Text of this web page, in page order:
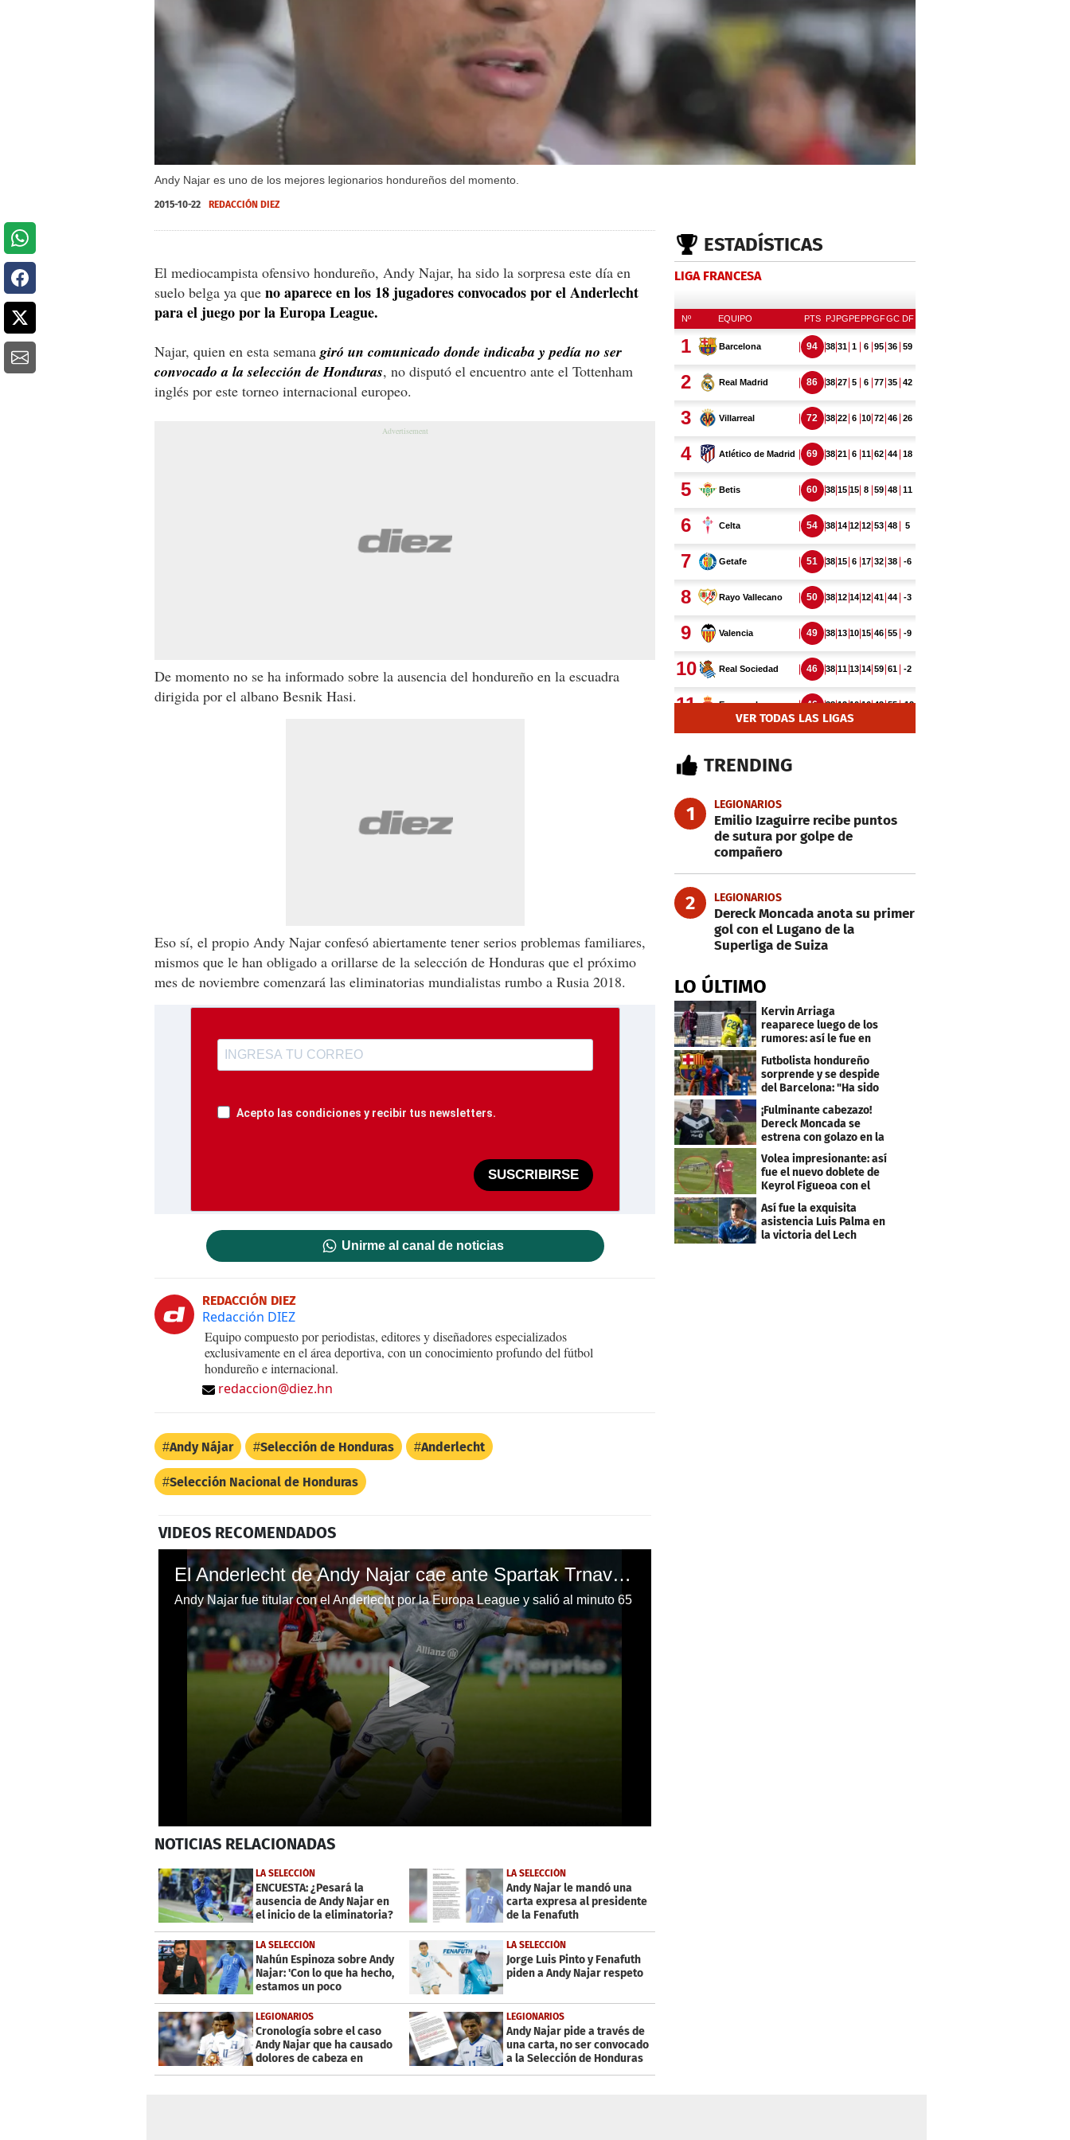
Andy Najar es uno de los mejores legionarios hondureños del momento.
2015-10-22 REDACCIÓN DIEZ
El mediocampista ofensivo hondureño, Andy Najar, ha sido la sorpresa este día en
suelo belga ya que no aparece en los 18 jugadores convocados por el Anderlecht
para el juego por la Europa League.
Najar, quien en esta semana giró un comunicado donde indicaba y pedía no ser
convocado a la selección de Honduras, no disputó el encuentro ante el Tottenham
inglés por este torneo internacional europeo.
De momento no se ha informado sobre la ausencia del hondureño en la escuadra
dirigida por el albano Besnik Hasi.
Eso sí, el propio Andy Najar confesó abiertamente tener serios problemas familiares,
mismos que le han obligado a orillarse de la selección de Honduras que el próximo
mes de noviembre comenzará las eliminatorias mundialistas rumbo a Rusia 2018.
Acepto las condiciones y recibir tus newsletters.
SUSCRIBIRSE
Unirme al canal de noticias
REDACCIÓN DIEZ
Redacción DIEZ
Equipo compuesto por periodistas, editores y diseñadores especializados
exclusivamente en el área deportiva, con un conocimiento profundo del fútbol
hondureño e internacional.
redaccion@diez.hn
Andy Nájar Selección de Honduras Anderlecht
Selección Nacional de Honduras
VIDEOS RECOMENDADOS
El Anderlecht de Andy Najar cae ante Spartak Trnava por la Europa League
Andy Najar fue titular con el Anderlecht por la Europa League y salió al minuto 65
seconds
34
secondsVolume
0%
NOTICIAS RELACIONADAS
LA SELECCIÓN
ENCUESTA: ¿Pesará la
ausencia de Andy Najar en
el inicio de la eliminatoria?
LA SELECCIÓN
Andy Najar le mandó una
carta expresa al presidente
de la Fenafuth
LA SELECCIÓN
Nahún Espinoza sobre Andy
Najar: 'Con lo que ha hecho,
estamos un poco
decepcionados'
LA SELECCIÓN
Jorge Luis Pinto y Fenafuth
piden a Andy Najar respeto
LEGIONARIOS
Cronología sobre el caso
Andy Najar que ha causado
dolores de cabeza en
Honduras
LEGIONARIOS
Andy Najar pide a través de
una carta, no ser convocado
a la Selección de Honduras
ESTADÍSTICAS
LIGA FRANCESA
VER TODAS LAS LIGAS
TRENDING
1 LEGIONARIOS
Emilio Izaguirre recibe puntos
de sutura por golpe de
compañero
2 LEGIONARIOS
Dereck Moncada anota su primer
gol con el Lugano de la
Superliga de Suiza
LO ÚLTIMO
Kervin Arriaga
reaparece luego de los
rumores: así le fue en
amistoso con Levante
Futbolista hondureño
sorprende y se despide
del Barcelona: "Ha sido
un orgullo"
¡Fulminante cabezazo!
Dereck Moncada se
estrena con golazo en la
Liga de Suiza
Volea impresionante: así
fue el nuevo doblete de
Keyrol Figueoa con el
Liverpool
Así fue la exquisita
asistencia Luis Palma en
la victoria del Lech